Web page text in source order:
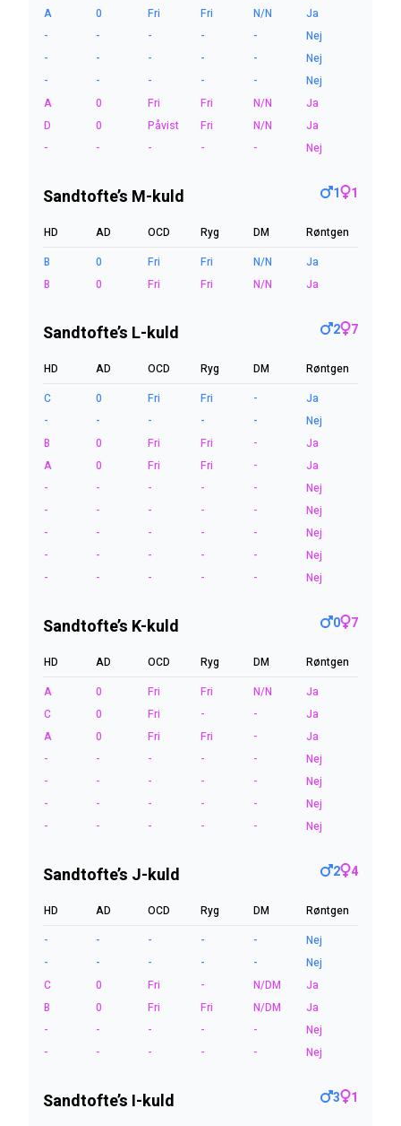
A
0 Fri Fri N/N
Ja
-
- - - -
Nej
-
- - - -
Nej
-
- - - -
Nej
A
0 Fri Fri N/N
Ja
D
0 Påvist Fri N/N
Ja
-
- - - - Nej
Sandtofte’s M-kuld 1 1
HD AD OCD Ryg DM
Røntgen
B
0 Fri Fri N/N
Ja
B
0 Fri Fri N/N Ja
Sandtofte’s L-kuld 2 7
HD AD OCD Ryg DM
Røntgen
C
0 Fri Fri -
Ja
-
- - - -
Nej
B
0 Fri Fri -
Ja
A
0 Fri Fri -
Ja
-
- - - -
Nej
-
- - - -
Nej
-
- - - -
Nej
-
- - - -
Nej
-
- - - - Nej
Sandtofte’s K-kuld 0 7
HD AD OCD Ryg DM
Røntgen
A
0 Fri Fri N/N
Ja
C
0 Fri - -
Ja
A
0 Fri Fri -
Ja
-
- - - -
Nej
-
- - - -
Nej
-
- - - -
Nej
-
- - - - Nej
Sandtofte’s J-kuld 2 4
HD AD OCD Ryg DM
Røntgen
-
- - - -
Nej
-
- - - -
Nej
C
0 Fri - N/DM
Ja
B
0 Fri Fri N/DM
Ja
-
- - - -
Nej
-
- - - - Nej
Sandtofte’s I-kuld 3 1